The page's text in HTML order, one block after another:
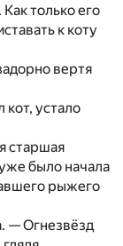
только его
к коту
вертя
устало
старшая
было начала
рыжего
— Огнезвёзд